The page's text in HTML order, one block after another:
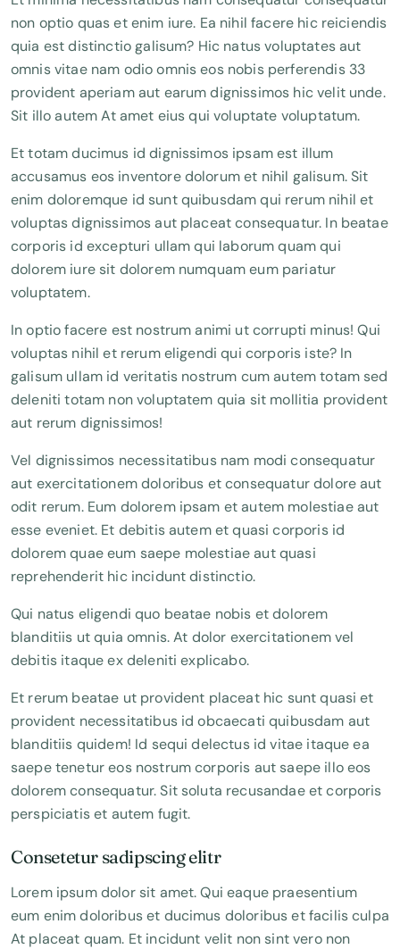
non optio quas et enim iure. Ea nihil facere hic reiciendis
quia est distinctio galisum? Hic natus voluptates aut
omnis vitae nam odio omnis eos nobis perferendis 33
provident aperiam aut earum dignissimos hic velit unde.
Sit illo autem At amet eius qui voluptate voluptatum.
Et totam ducimus id dignissimos ipsam est illum
accusamus eos inventore dolorum et nihil galisum. Sit
enim doloremque id sunt quibusdam qui rerum nihil et
voluptas dignissimos aut placeat consequatur. In beatae
corporis id excepturi ullam qui laborum quam qui
dolorem iure sit dolorem numquam eum pariatur
voluptatem.
In optio facere est nostrum animi ut corrupti minus! Qui
voluptas nihil et rerum eligendi qui corporis iste? In
galisum ullam id veritatis nostrum cum autem totam sed
deleniti totam non voluptatem quia sit mollitia provident
aut rerum dignissimos!
Vel dignissimos necessitatibus nam modi consequatur
aut exercitationem doloribus et consequatur dolore aut
odit rerum. Eum dolorem ipsam et autem molestiae aut
esse eveniet. Et debitis autem et quasi corporis id
dolorem quae eum saepe molestiae aut quasi
reprehenderit hic incidunt distinctio.
Qui natus eligendi quo beatae nobis et dolorem
blanditiis ut quia omnis. At dolor exercitationem vel
debitis itaque ex deleniti explicabo.
Et rerum beatae ut provident placeat hic sunt quasi et
provident necessitatibus id obcaecati quibusdam aut
blanditiis quidem! Id sequi delectus id vitae itaque ea
saepe tenetur eos nostrum corporis aut saepe illo eos
dolorem consequatur. Sit soluta recusandae et corporis
perspiciatis et autem fugit.
Consetetur sadipscing elitr
Lorem ipsum dolor sit amet. Qui eaque praesentium
eum enim doloribus et ducimus doloribus et facilis culpa
At placeat quam. Et incidunt velit non sint vero non